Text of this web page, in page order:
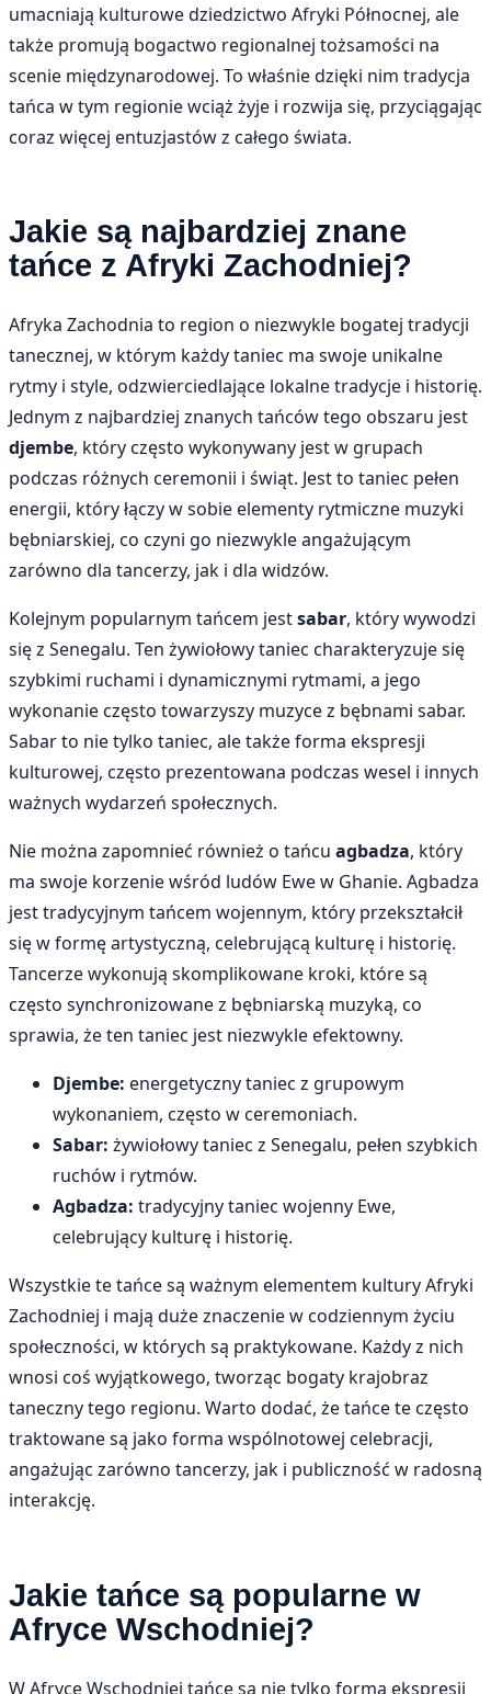
umacniają kulturowe dziedzictwo Afryki Północnej, ale
także promują bogactwo regionalnej tożsamości na
scenie międzynarodowej. To właśnie dzięki nim tradycja
tańca w tym regionie wciąż żyje i rozwija się, przyciągając
coraz więcej entuzjastów z całego świata.
Jakie są najbardziej znane
tańce z Afryki Zachodniej?
Afryka Zachodnia to region o niezwykle bogatej tradycji
tanecznej, w którym każdy taniec ma swoje unikalne
rytmy i style, odzwierciedlające lokalne tradycje i historię.
Jednym z najbardziej znanych tańców tego obszaru jest
djembe, który często wykonywany jest w grupach
podczas różnych ceremonii i świąt. Jest to taniec pełen
energii, który łączy w sobie elementy rytmiczne muzyki
bębniarskiej, co czyni go niezwykle angażującym
zarówno dla tancerzy, jak i dla widzów.
Kolejnym popularnym tańcem jestsabar, który wywodzi
się z Senegalu. Ten żywiołowy taniec charakteryzuje się
szybkimi ruchami i dynamicznymi rytmami, a jego
wykonanie często towarzyszy muzyce z bębnami sabar.
Sabar to nie tylko taniec, ale także forma ekspresji
kulturowej, często prezentowana podczas wesel i innych
ważnych wydarzeń społecznych.
Nie można zapomnieć również o tańcu agbadza, który
ma swoje korzenie wśród ludów Ewe w Ghanie. Agbadza
jest tradycyjnym tańcem wojennym, który przekształcił
się w formę artystyczną, celebrującą kulturę i historię.
Tancerze wykonują skomplikowane kroki, które są
często synchronizowane z bębniarską muzyką, co
sprawia, że ten taniec jest niezwykle efektowny.
Djembe: energetyczny taniec z grupowym
wykonaniem, często w ceremoniach.
Sabar: żywiołowy taniec z Senegalu, pełen szybkich
ruchów i rytmów.
Agbadza: tradycyjny taniec wojenny Ewe,
celebrujący kulturę i historię.
Wszystkie te tańce są ważnym elementem kultury Afryki
Zachodniej i mają duże znaczenie w codziennym życiu
społeczności, w których są praktykowane. Każdy z nich
wnosi coś wyjątkowego, tworząc bogaty krajobraz
taneczny tego regionu. Warto dodać, że tańce te często
traktowane są jako forma wspólnotowej celebracji,
angażując zarówno tancerzy, jak i publiczność w radosną
interakcję.
Jakie tańce są popularne w
Afryce Wschodniej?
W Afryce Wschodniej tańce są nie tylko formą ekspresji